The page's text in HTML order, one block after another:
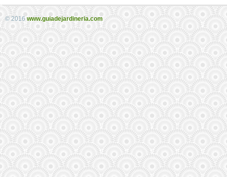
© 2016 www.guiadejardineria.com